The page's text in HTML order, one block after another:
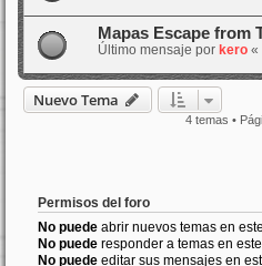
Mapas Escape from
Último mensaje por kero «
Nuevo Tema
4 temas •
Permisos del foro
No puede abrir nuevos temas en
No puede responder a temas en
No puede editar sus mensajes en